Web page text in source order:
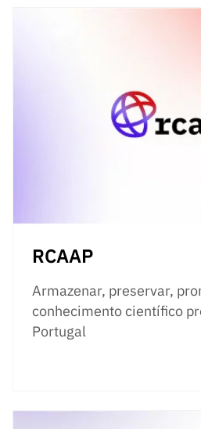
RCAAP
Armazenar, preservar,
conhecimento científico
Portugal